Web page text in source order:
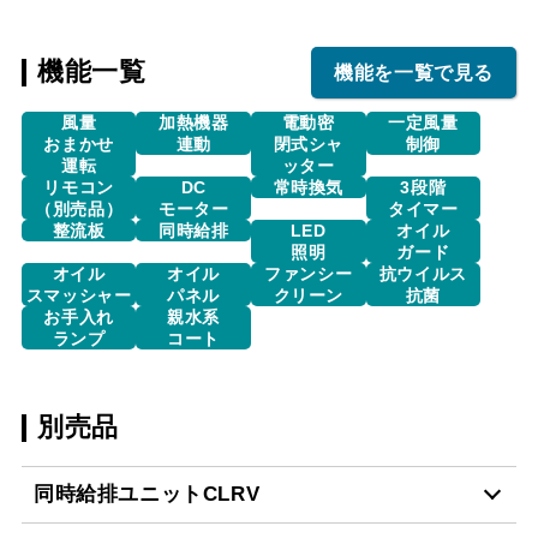
機能一覧 機能を一覧で見る
風量
おまかせ
運転
加熱機器
連動
電動密
閉式シャ
ッター
一定風量
制御
リモコン
（別売品）
DC
モーター
常時換気
3段階
タイマー
整流板
同時給排
LED
照明
オイル
ガード
オイル
スマッシャー
オイル
パネル
ファンシー
クリーン
抗ウイルス
抗菌
お手入れ
ランプ
親水系
コート
別売品
同時給排ユニットCLRV